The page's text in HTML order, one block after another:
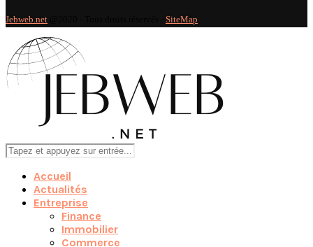
Jebweb.net SiteMap
Accueil
Actualités
Entreprise
Finance
Immobilier
Commerce